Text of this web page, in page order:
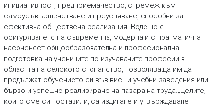
инициативност, предприемачество, стремеж към
самоусъвършенстване и преуспяване, способни за
ефективна обществена реализация. Водещо е
осигуряването на съвременна, модерна и с прагматична
насоченост общообразователна и професионална
подготовка на учениците по изучаваните професии в
областта на селското стопанство, позволяваща им да
продължат обучението си във висши учебни заведения или
бързо и успешно реализиране на пазара на труда.„Целите,
които сме си поставили, са издигане и утвърждаване